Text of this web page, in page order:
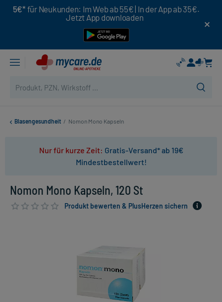
5€* für Neukunden: Im Web ab 55€ | In der App ab 35€.
Jetzt App downloaden
Blasengesundheit / Nomon Mono Kapseln
Nur für kurze Zeit: Gratis-Versand* ab 19€
Mindestbestellwert!
Nomon Mono Kapseln, 120 St
Produkt bewerten & PlusHerzen sichern